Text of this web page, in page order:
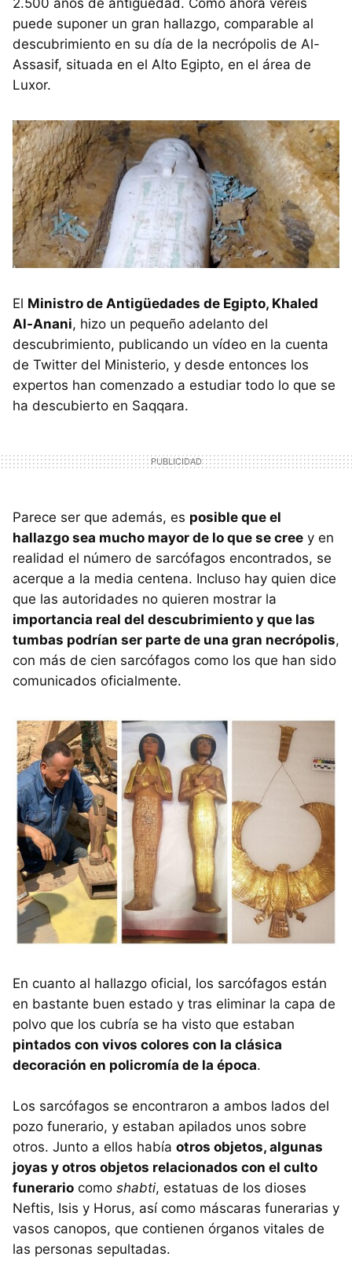
2.500 años de antigüedad. Como ahora veréis
puede suponer un gran hallazgo, comparable al
descubrimiento en su día de la necrópolis de Al-
Assasif, situada en el Alto Egipto, en el área de
Luxor.
El Ministro de Antigüedades de Egipto, Khaled
Al-Anani, hizo un pequeño adelanto del
descubrimiento, publicando un vídeo en la cuenta
de Twitter del Ministerio, y desde entonces los
expertos han comenzado a estudiar todo lo que se
ha descubierto en Saqqara.
Parece ser que además, es posible que el
hallazgo sea mucho mayor de lo que se cree y en
realidad el número de sarcófagos encontrados, se
acerque a la media centena. Incluso hay quien dice
que las autoridades no quieren mostrar la
importancia real del descubrimiento y que las
tumbas podrían ser parte de una gran necrópolis,
con más de cien sarcófagos como los que han sido
comunicados oficialmente.
En cuanto al hallazgo oficial, los sarcófagos están
en bastante buen estado y tras eliminar la capa de
polvo que los cubría se ha visto que estaban
pintados con vivos colores con la clásica
decoración en policromía de la época.
Los sarcófagos se encontraron a ambos lados del
pozo funerario, y estaban apilados unos sobre
otros. Junto a ellos había otros objetos, algunas
joyas y otros objetos relacionados con el culto
funerario como shabti, estatuas de los dioses
Neftis, Isis y Horus, así como máscaras funerarias y
vasos canopos, que contienen órganos vitales de
las personas sepultadas.